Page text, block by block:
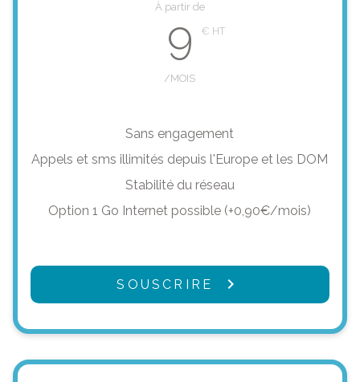
À partir de
9
/MOIS
Sans engagement
Appels et sms illimités depuis l'Europe et les DOM
Stabilité du réseau
Option 1 Go Internet possible (+0,90€/mois)
SOUSCRIRE